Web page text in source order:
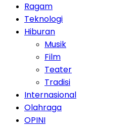
Ragam
Teknologi
Hiburan
Musik
Film
Teater
Tradisi
Internasional
Olahraga
OPINI